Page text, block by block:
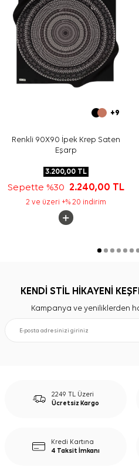
+9
Renkli 90X90 İpek Krep Saten
Eşarp
3.200,00TL
Sepette %30 2.240,00 TL
2 ve üzeri +% 20 indirim
KENDİ STİL HİKAYENİ
Kampanya ve yeniliklerden
2249 TL Üzeri
Ücretsiz Kargo
Kredi Kartına
4 Taksit İmkanı